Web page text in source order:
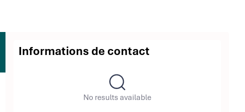
Informations de contact
No results available